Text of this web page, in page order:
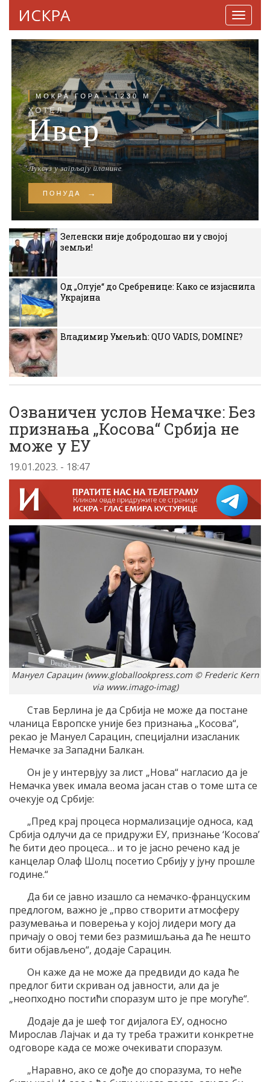
ИСКРА
Зеленски није добродошао ни у својој
земљи!
Од „Олује“ до Сребренице: Како се изјаснила
Украјина
Владимир Умељић: QUO VADIS, DOMINE?
Озваничен услов Немачке: Без
признања „Косова“ Србија не
може у ЕУ
19.01.2023. - 18:47
Мануел Сарацин (www.globallookpress.com © Frederic Kern
via www.imago-imag)
Став Берлина је да Србија не може да постане
чланица Европске уније без признања „Косова“,
рекао је Мануел Сарацин, специјални изасланик
Немачке за Западни Балкан.
Он је у интервјуу за лист „Нова“ нагласио да је
Немачка увек имала веома јасан став о томе шта се
очекује од Србије:
„Пред крај процеса нормализације односа, кад
Србија одлучи да се придружи ЕУ, признање ‘Косова’
ће бити део процеса… и то је јасно речено кад је
канцелар Олаф Шолц посетио Србију у јуну прошле
године.“
Да би се јавно изашло са немачко-француским
предлогом, важно је „прво створити атмосферу
разумевања и поверења у којој лидери могу да
причају о овој теми без размишљања да ће нешто
бити објављено“, додаје Сарацин.
Он каже да не може да предвиди до када ће
предлог бити скриван од јавности, али да је
„неопходно постићи споразум што је пре могуће“.
Додаје да је шеф тог дијалога ЕУ, односно
Мирослав Лајчак и да ту треба тражити конкретне
одговоре када се може очекивати споразум.
„Наравно, ако се дође до споразума, то неће